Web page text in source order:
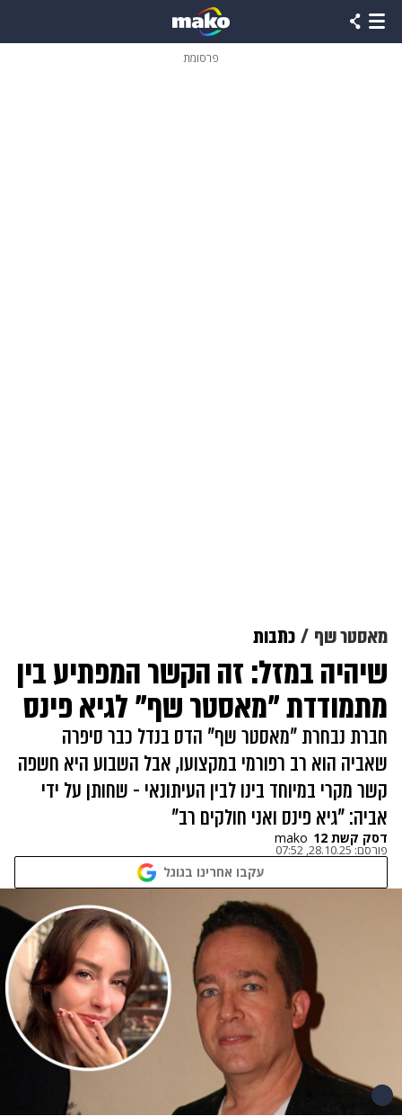
פרסומת
מאסטר שף כתבות
שיהיה במזל: זה הקשר המפתיע בין
מתמודדת "מאסטר שף" לגיא פינס
חברת נבחרת "מאסטר שף" הדס בנדל כבר סיפרה
שאביה הוא רב רפורמי במקצועו, אבל השבוע היא חשפה
קשר מקרי במיוחד בינו לבין העיתונאי - שחותן על ידי
אביה: "גיא פינס ואני חולקים רב"
דסק קשת 12 mako
פורסם:28.10.25, 07:52
עקבו אחרינו בגוגל